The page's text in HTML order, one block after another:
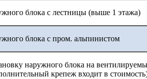
блока с лестницы (выше 1 этажа)
блока с пром. альпинистом
наружного блока на
крепеж входит в